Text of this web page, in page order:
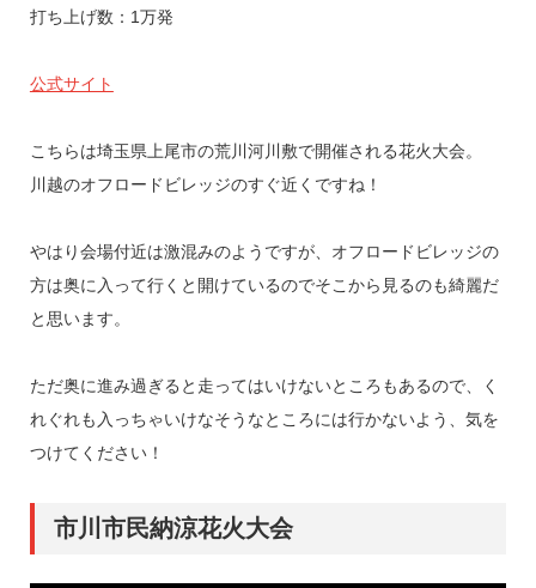
打ち上げ数：1万発
公式サイト
こちらは埼玉県上尾市の荒川河川敷で開催される花火大会。
川越のオフロードビレッジのすぐ近くですね！
やはり会場付近は激混みのようですが、オフロードビレッジの
方は奥に入って行くと開けているのでそこから見るのも綺麗だ
と思います。
ただ奥に進み過ぎると走ってはいけないところもあるので、く
れぐれも入っちゃいけなそうなところには行かないよう、気を
つけてください！
市川市民納涼花火大会